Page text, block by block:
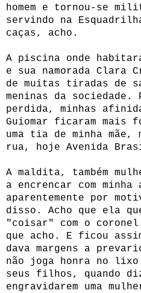
homem e tornou-se
servindo na
caças, acho.
A piscina onde
e sua namorada Clara
de muitas tiradas de
meninas da
perdida, minhas
Guiomar ficaram mais
uma tia de minha mãe,
rua, hoje Avenida
A maldita, também
a encrencar com minha
aparentemente por
disso. Acho que ela
"coisar" com o
que acho. E ficou
dava margens a
não joga honra no
seus filhos, quando
engravidarem uma